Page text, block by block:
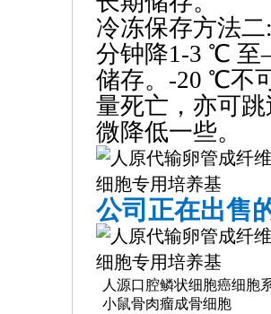
冷冻保存方法
分钟降1-3 ℃ 至
储存。-20 ℃不
量死亡，亦可
微降低一些。
公司正在出售
人源口腔鳞状细胞癌细胞
小鼠骨肉瘤成骨细胞